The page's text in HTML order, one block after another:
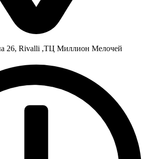
26, Rivalli ,ТЦ Миллион Мелочей